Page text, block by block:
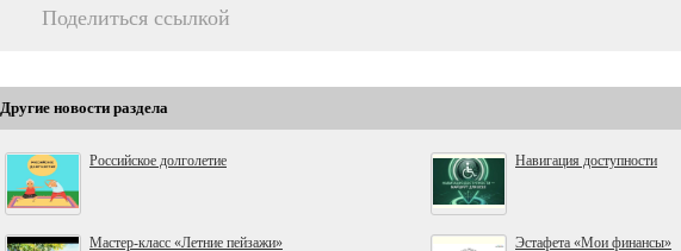
Поделиться ссылкой
Другие новости раздела
Российское долголетие Навигация доступности
Мастер-класс «Летние пейзажи» Эстафета «Мои финансы»